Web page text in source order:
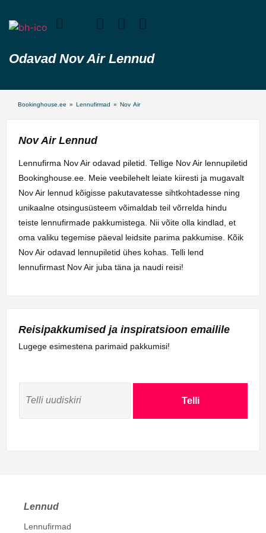
Odavad Nov Air Lennud
Bookinghouse.ee » Lennufirmad » Nov Air
Nov Air Lennud
Lennufirma Nov Air odavad piletid. Tellige Nov Air lennupiletid
Bookinghouse.ee. Meie veebilehelt leiate kiiresti ja mugavalt
Nov Air lennud kõigisse pakutavatesse sihtkohtadesse ning
unikaalne otsingusüsteem võimaldab teil võrrelda hindu
teiste lennufirmade pakkumistega. Nii võite olla kindlad, et
oma valiku tegemise päeval leidsite parima pakkumise. Kõik
Nov Air odavad lennupiletid ühes kohas. Telli lend
lennufirmast Nov Air juba täna ja naudi reisi!
Reisipakkumised ja inspiratsioon emailile
Lugege esimestena parimaid pakkumisi!
Telli
Lennud
Lennufirmad